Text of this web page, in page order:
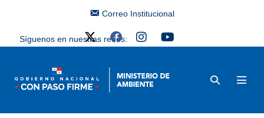
Correo Institucional
Síguenos en nuestras redes: